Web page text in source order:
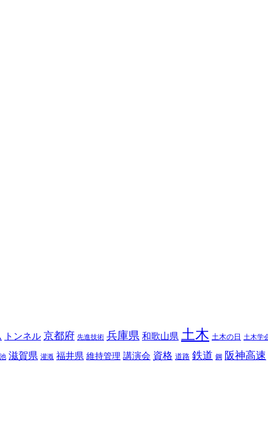
トンネル 京都府 先進技術 兵庫県 和歌山県 土木 土木の日 土木学
池 滋賀県 灌漑 福井県 維持管理 講演会 資格 道路 鉄道 鋼 阪神高速